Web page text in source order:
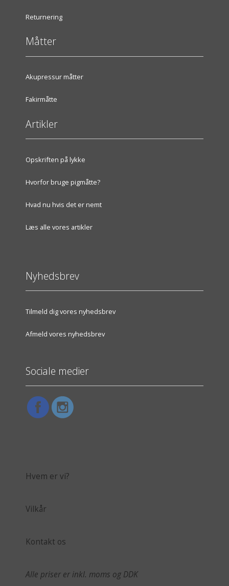
Returnering
Måtter
Akupressur måtter
Fakirmåtte
Artikler
Opskriften på lykke
Hvorfor bruge pigmåtte?
Hvad nu hvis det er nemt
Læs alle vores artikler
Nyhedsbrev
Tilmeld dig vores nyhedsbrev
Afmeld vores nyhedsbrev
Sociale medier
Hvem er vi?
Vilkår
Kontakt os
Alle priser er inkl. moms og DDK